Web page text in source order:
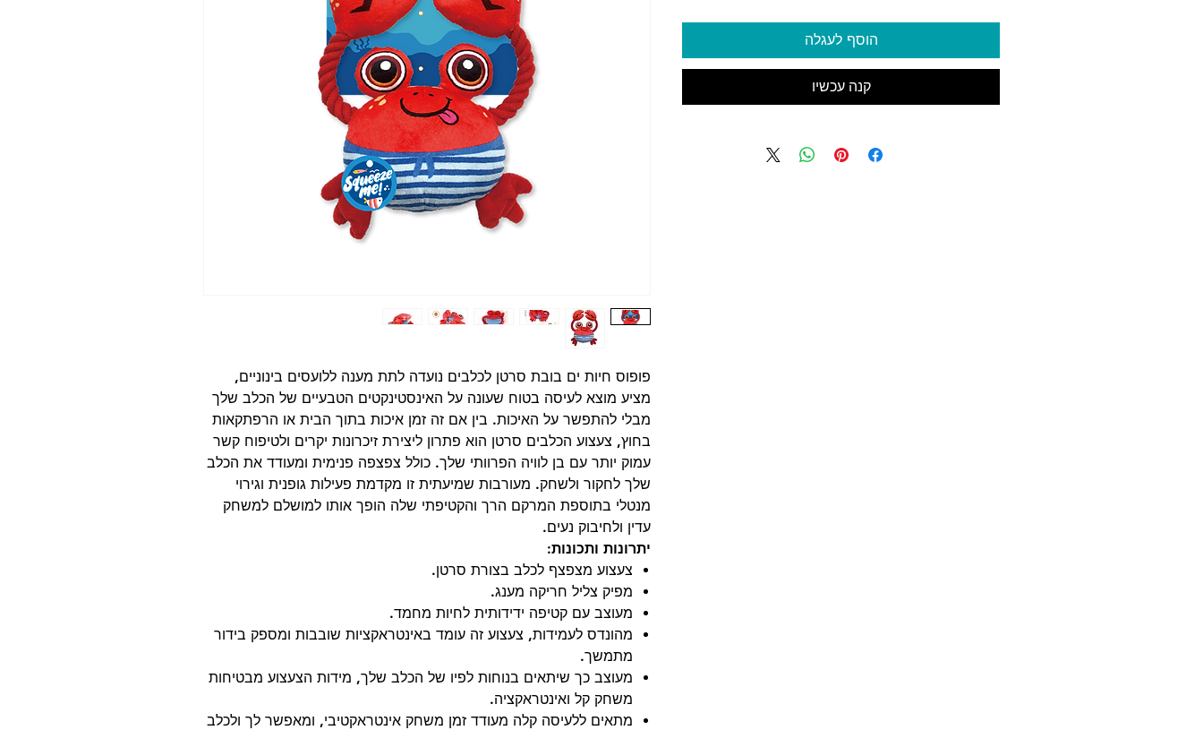
פופוס חיות ים בובת סרטן לכלבים נועדה לתת מענה ללועסים בינוניים,
מציע מוצא לעיסה בטוח שעונה על האינסטינקטים הטבעיים של הכלב שלך
מבלי להתפשר על האיכות. בין אם זה זמן איכות בתוך הבית או הרפתקאות
בחוץ, צעצוע הכלבים סרטן הוא פתרון ליצירת זיכרונות יקרים ולטיפוח קשר
עמוק יותר עם בן לוויה הפרוותי שלך. כולל צפצפה פנימית ומעודד את הכלב
שלך לחקור ולשחק. מעורבות שמיעתית זו מקדמת פעילות גופנית וגירוי
מנטלי בתוספת המרקם הרך והקטיפתי שלה הופך אותו למושלם למשחק
עדין ולחיבוק נעים.
יתרונות ותכונות:
צעצוע מצפצף לכלב בצורת סרטן.
מפיק צליל חריקה מענג.
מעוצב עם קטיפה ידידותית לחיות מחמד.
מהונדס לעמידות, צעצוע זה עומד באינטראקציות שובבות ומספק בידור
מתמשך.
מעוצב כך שיתאים בנוחות לפיו של הכלב שלך, מידות הצעצוע מבטיחות
משחק קל ואינטראקציה.
מתאים ללעיסה קלה מעודד זמן משחק אינטראקטיבי, ומאפשר לך ולכלב
הוסף לעגלה
קנה עכשיו